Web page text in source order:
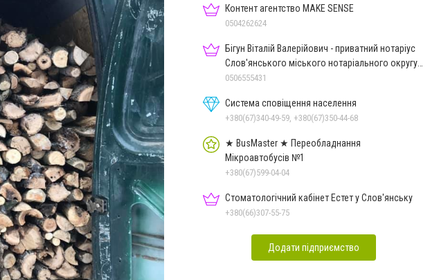
Контент агентство MAKE SENSE
0504262624
Бігун Віталій Валерійович - приватний нотаріус
Слов'янського міського нотаріального округу
Дон.обл.
0506555431
Система сповіщення населення
+380(67)340-49-59, +380(67)350-44-68
★ BusMaster ★ Переобладнання
Мікроавтобусів №1
+380(67)599-04-04
Стоматологічний кабінет Естет у Слов'янську
+380(66)307-55-75
Додати підприємство